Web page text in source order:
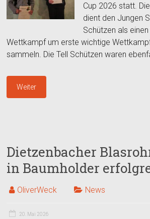
Cup 2026 statt.
dient den Jungen
Schützen als
Wettkampf um erste wichtige
sammeln. Die Tell Schützen waren
Weiter
Dietzenbacher
in Baumholder
OliverWeck News
20. Mai 2026